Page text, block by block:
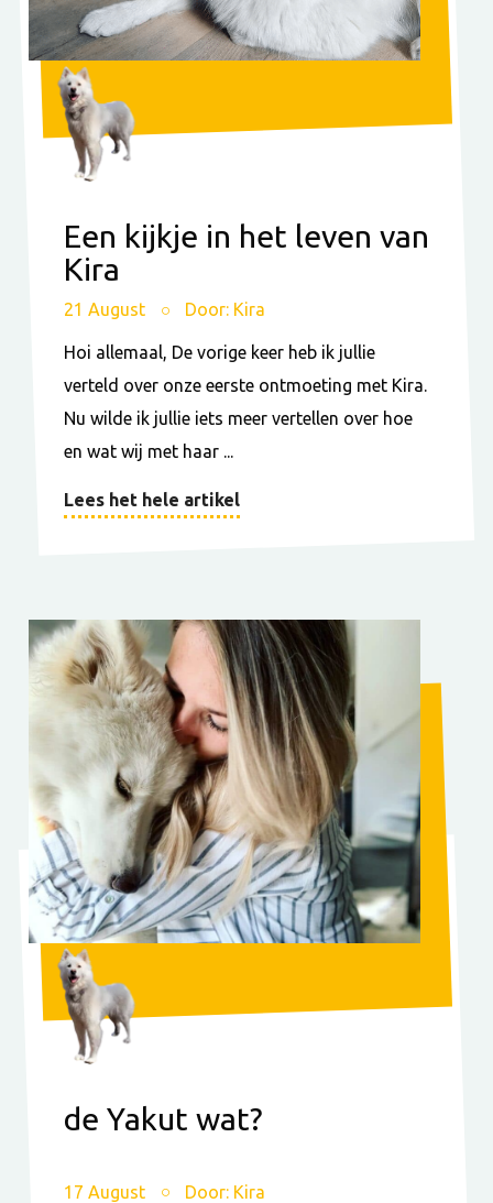
Een kijkje in het leven van
Kira
21 August Door: Kira
Hoi allemaal, De vorige keer heb ik jullie
verteld over onze eerste ontmoeting met Kira.
Nu wilde ik jullie iets meer vertellen over hoe
en wat wij met haar ...
Lees het hele artikel
de Yakut wat?
17 August Door: Kira